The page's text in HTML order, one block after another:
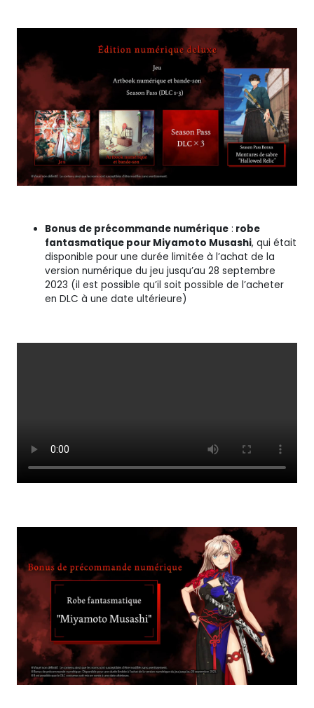
Bonus de précommande numérique : robe
fantasmatique pour Miyamoto Musashi, qui était
disponible pour une durée limitée à l’achat de la
version numérique du jeu jusqu’au 28 septembre
2023 (il est possible qu’il soit possible de l’acheter
en DLC à une date ultérieure)